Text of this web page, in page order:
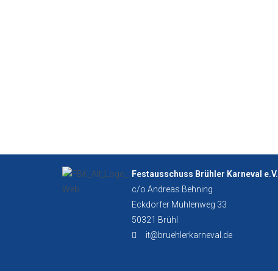
Festausschuss Brühler Karneval e.V.
c/o Andreas Behning
Eckdorfer Mühlenweg 33
50321 Brühl
it@bruehlerkarneval.de